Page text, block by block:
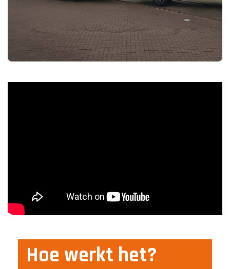
Hoe werkt het?